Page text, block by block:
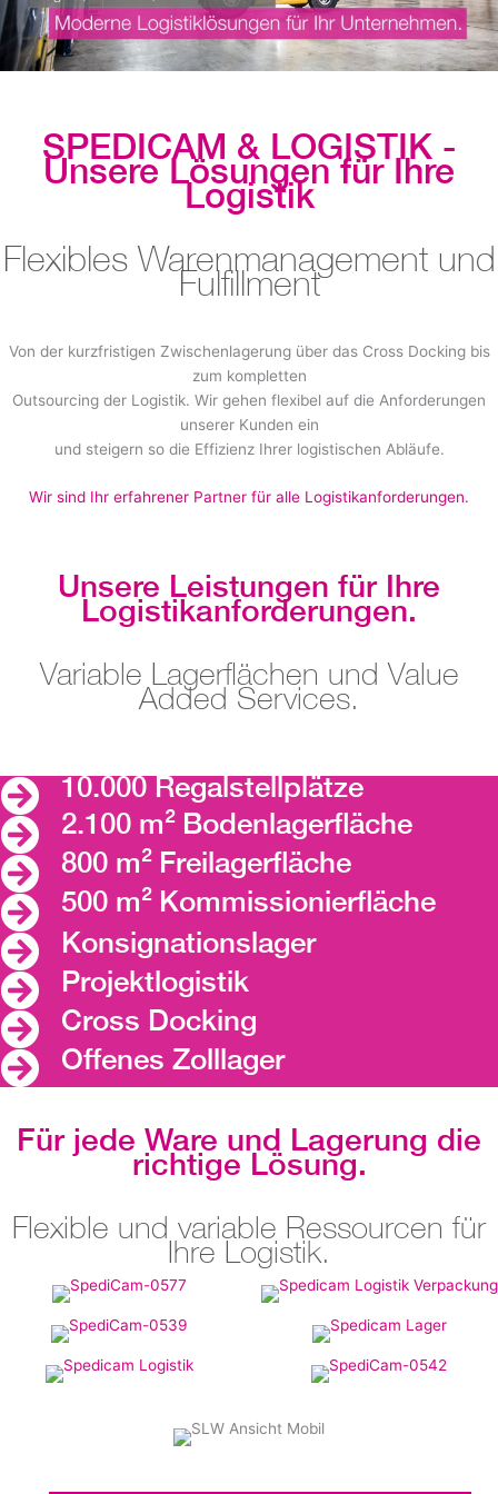
SPEDICAM & LOGISTIK -
Unsere Lösungen für Ihre
Logistik
Flexibles Warenmanagement und
Fulfillment
Von der kurzfristigen Zwischenlagerung über das Cross Docking bis
zum kompletten
Outsourcing der Logistik. Wir gehen flexibel auf die Anforderungen
unserer Kunden ein
und steigern so die Effizienz Ihrer logistischen Abläufe.
Wir sind Ihr erfahrener Partner für alle Logistikanforderungen.
Unsere Leistungen für Ihre
Logistikanforderungen.
Variable Lagerflächen und Value
Added Services.
10.000 Regalstellplätze
2.100 m² Bodenlagerfläche
800 m² Freilagerfläche
500 m² Kommissionierfläche
Konsignationslager
Projektlogistik
Cross Docking
Offenes Zolllager
Für jede Ware und Lagerung die
richtige Lösung.
Flexible und variable Ressourcen für
Ihre Logistik.